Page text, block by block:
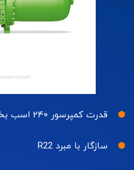
قدرت کمپرسور ۲۴۰ اسب بخار
سازگار با مبرد R22